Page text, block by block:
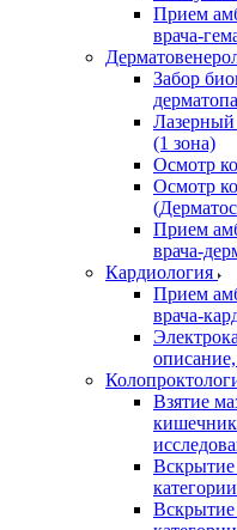
Прием
врача-
Забор
(1 зона)
Осмотр
Осмотр
Прием
врача-
Кардиология
Прием
врача-
Взятие
Вскрытие
Вскрытие